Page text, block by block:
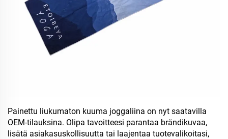
Painettu liukumaton kuuma joggaliina on nyt saatavilla
OEM-tilauksina. Olipa tavoitteesi parantaa brändikuvaa,
lisätä asiakasuskollisuutta tai laajentaa tuotevalikoitasi,